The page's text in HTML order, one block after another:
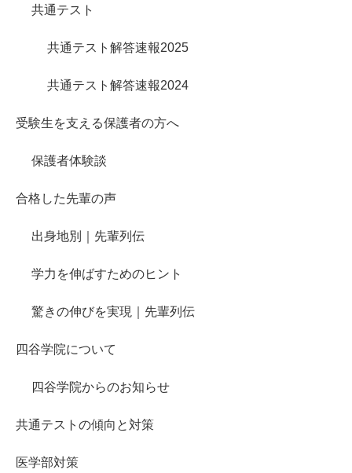
共通テスト
共通テスト解答速報2025
共通テスト解答速報2024
受験生を支える保護者の方へ
保護者体験談
合格した先輩の声
出身地別｜先輩列伝
学力を伸ばすためのヒント
驚きの伸びを実現｜先輩列伝
四谷学院について
四谷学院からのお知らせ
共通テストの傾向と対策
医学部対策